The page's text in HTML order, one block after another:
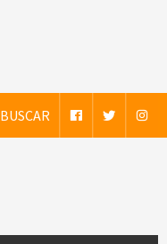
BUSCAR